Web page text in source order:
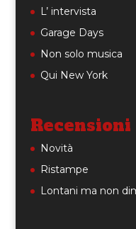
L’ intervista
Garage Days
Non solo musica
Qui New York
Recensioni
Novità
Ristampe
Lontani ma non